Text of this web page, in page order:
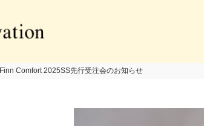
Finn Comfort 2025SS先行受注会のお知らせ